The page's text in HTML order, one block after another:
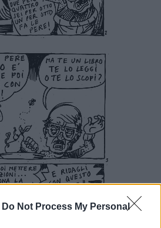
Do Not Process My Personal